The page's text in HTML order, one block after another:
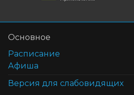
Основное
Расписание
Афиша
Версия для слабовидящих